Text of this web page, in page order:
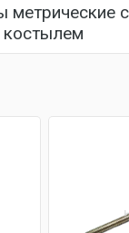
метрические с
костылем